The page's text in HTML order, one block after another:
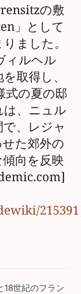
の敷
」として
ました。
ィルヘル
取得し、
式の夏の邸
、ニュル
、レジャ
た郊外の
向を反映
215391
18世紀のフラン